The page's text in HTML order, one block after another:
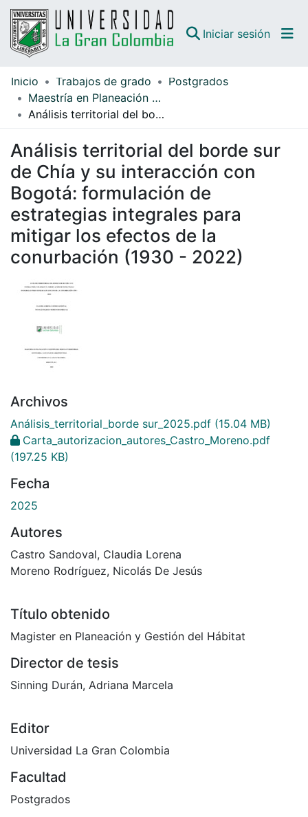
Iniciar sesión
Comunidades
Todo DSpace
Guías
Inicio Trabajos de grado
Postgrados
Maestría en Planeación y Gestión del Hábitat
Análisis territorial del borde sur de Chía y su interacción con Bogotá: formulación de estrategias integrales para mitigar los efectos de la conurbación (1930 - 2022)
Análisis territorial del borde sur
de Chía y su interacción con
Bogotá: formulación de
estrategias integrales para
mitigar los efectos de la
conurbación (1930 - 2022)
Archivos
Análisis_territorial_borde sur_2025.pdf (15.04 MB)
Carta_autorizacion_autores_Castro_Moreno.pdf
(197.25 KB)
Fecha
2025
Autores
Castro Sandoval, Claudia Lorena
Moreno Rodríguez, Nicolás De Jesús
Título obtenido
Magister en Planeación y Gestión del Hábitat
Director de tesis
Sinning Durán, Adriana Marcela
Editor
Universidad La Gran Colombia
Facultad
Postgrados